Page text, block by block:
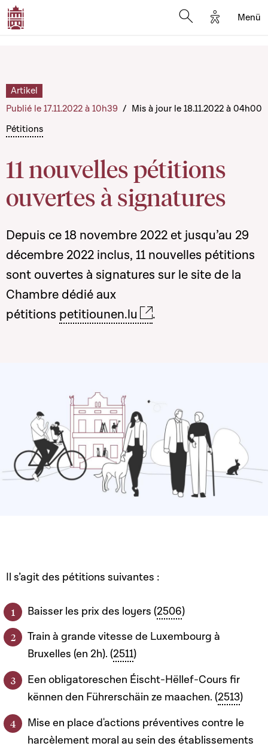
Options
Menü
Pétitions
11 nouvelles pétitions
ouvertes à signatures
Artikel
Publié le 17.11.2022 à 10h39 / Mis à jour le 18.11.2022 à 04h00
Depuis ce 18 novembre 2022 et jusqu’au 29
décembre 2022 inclus, 11 nouvelles pétitions
sont ouvertes à signatures sur le site de la
Chambre dédié aux
pétitions petitiounen.lu .
Il s’agit des pétitions suivantes :
Baisser les prix des loyers (2506)
Train à grande vitesse de Luxembourg à
Bruxelles (en 2h). (2511)
Een obligatoreschen Éischt-Hëllef-Cours fir
kënnen den Führerschäin ze maachen. (2513)
Mise en place d'actions préventives contre le
harcèlement moral au sein des établissements